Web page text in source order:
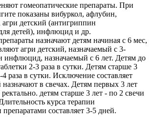
гомеопатические препараты. При
показаны вибуркол, афлубин,
детский (антигриппин
детей), инфлюцид и др.
назначают детям начиная с 6 мес,
агри детский, назначаемый с 3-
инфлюцид, назначаемый с 6 лет. Детям до
2-3 раза в сутки. Детям старше 3
4 раза в сутки. Исключение составляет
в свечах. Детям первых 3 лет
детям старше 3 лет - по 2 свечи
курса терапии
составляет 3-5 дней.